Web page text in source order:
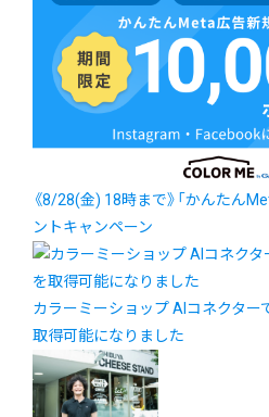
《8/28(金) 18時まで》「かんたん
ントキャンペーン
カラーミーショップ AIコネクター
取得可能になりました